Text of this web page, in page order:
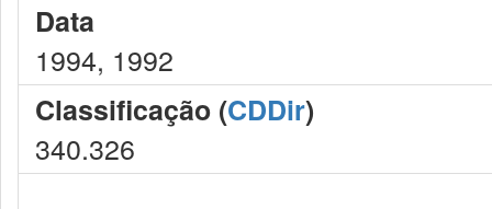
Data
1994, 1992
Classificação (CDDir)
340.326